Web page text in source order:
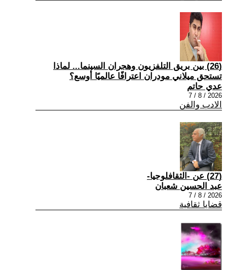
(26) بين بريق التلفزيون وهجران السينما... لماذا
تستحق ميلاني مودران اعترافًا عالميًا أوسع؟
عدي حاتم
2026 / 8 / 7
الادب والفن
(27) عن -الثقافلوجيا-
عبد الحسين شعبان
2026 / 8 / 7
قضايا ثقافية